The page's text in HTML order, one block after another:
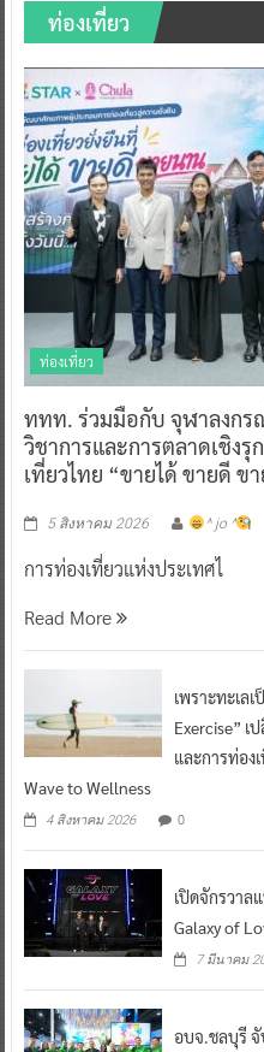
ท่องเที่ยว
ท่องเที่ยว
ททท. ร่วมมือกับ จุฬาลงกร
วิชาการและการตลาดเชิง
เที่ยวไทย “ขายได้ ขายดี ข
5 สิงหาคม 2026 ^ jo ^
การท่องเที่ยวแห่งประเทศไ
Read More
เพราะทะเล
Exercise” เ
และการท่อง
Wave to Wellness
4 สิงหาคม 2026 0
เปิดจักรวาล
Galaxy of
7 มีนาคม
อบจ.ชลบุรี